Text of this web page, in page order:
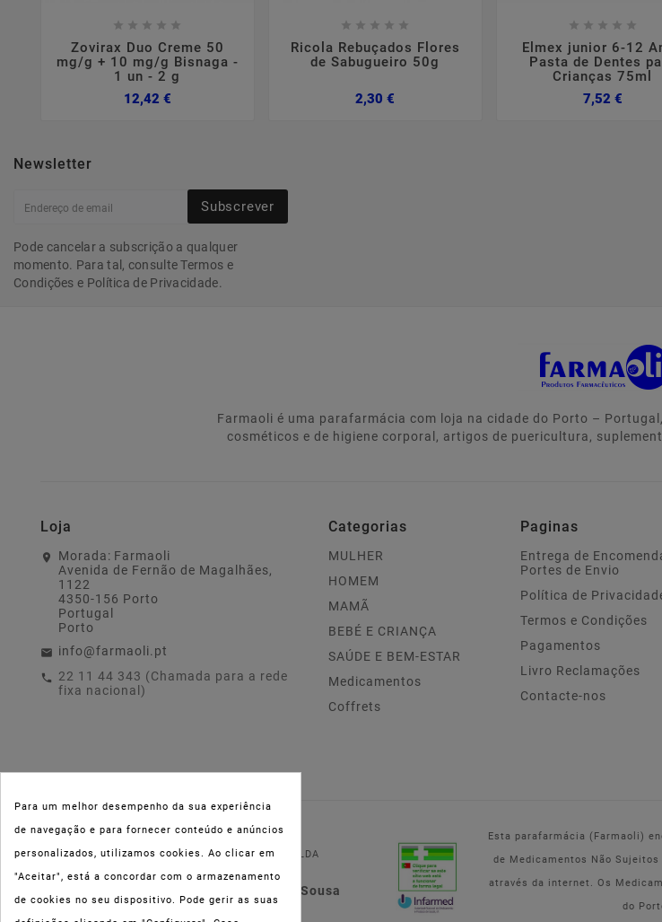
    
Zovirax Duo Creme 50
mg/g + 10 mg/g Bisnaga -
1 un - 2 g
12,42 €Preço
    
Ricola Rebuçados Flores
de Sabugueiro 50g
2,30 €
    
Elmex junior 6-12
Pasta de Dentes
Crianças 75ml
7,52 €Preço
Newsletter
Subscrever
Pode cancelar a subscrição a qualquer
momento. Para tal, consulte Termos e
Condições e Política de Privacidade.
Farmaoli é uma parafarmácia com loja na cidade do Porto –
cosméticos e de higiene corporal, artigos de puericultura,
Loja
Morada: Farmaoli
Avenida de Fernão de Magalhães,
1122
4350-156 Porto
Portugal
Porto
info@farmaoli.pt
22 11 44 343 (Chamada para a rede
fixa nacional)
Categorias
MULHER
HOMEM
MAMÃ
BEBÉ E CRIANÇA
SAÚDE E BEM-ESTAR
Medicamentos
Coffrets
Paginas
Entrega de
Portes de Envio
Política de
Termos e Condições
Pagamentos
Livro Reclamações
Contacte-nos
NIPC: 515 801 216
FARMAOLI, Soc. Unip. LDA
Dir. Técnica: Lígia de Sousa
Esta parafarmácia (Farmaoli)
de Medicamentos Não
através da internet. Os
do
Para um melhor desempenho da sua experiência
de navegação e para fornecer conteúdo e anúncios
personalizados, utilizamos cookies. Ao clicar em
"Aceitar", está a concordar com o armazenamento
de cookies no seu dispositivo. Pode gerir as suas